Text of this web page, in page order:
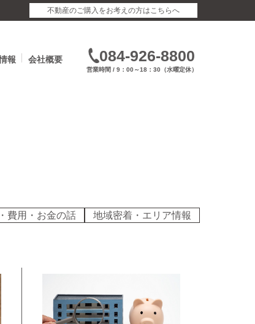
不動産のご購入をお考えの方はこちらへ
報 会社概要 084-926-8800
営業時間 / 9：00～18：30（水曜定休）
費用・お金の話
地域密着・エリア情報